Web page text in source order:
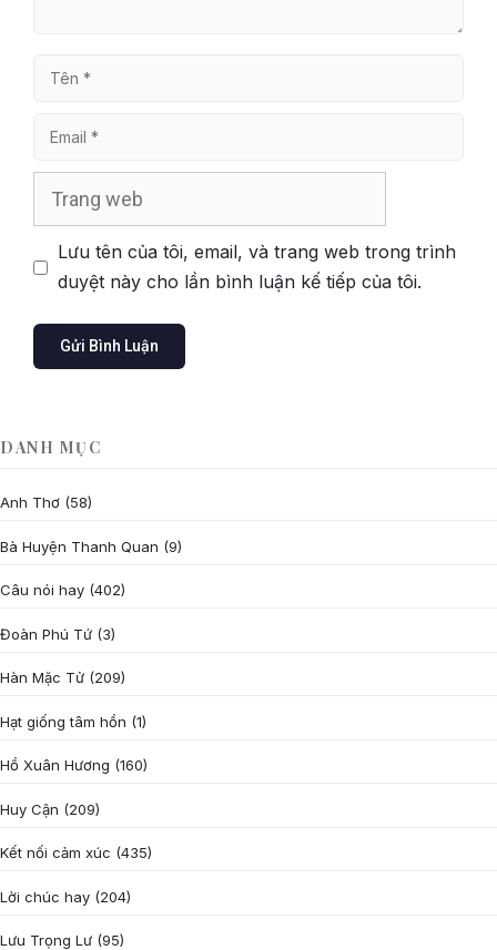
Tên
Email
Lưu tên của tôi, email, và trang web trong trình
duyệt này cho lần bình luận kế tiếp của tôi.
DANH MỤC
Anh Thơ (58)
Bà Huyện Thanh Quan (9)
Câu nói hay (402)
Đoàn Phú Tứ (3)
Hàn Mặc Tử (209)
Hạt giống tâm hồn (1)
Hồ Xuân Hương (160)
Huy Cận (209)
Kết nối cảm xúc (435)
Lời chúc hay (204)
Lưu Trọng Lư (95)